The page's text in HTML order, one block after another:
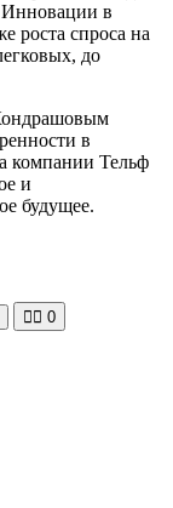
в
роста спроса на
до
в
компании Тельф
и
будущее.
🧘‍♀️ 0